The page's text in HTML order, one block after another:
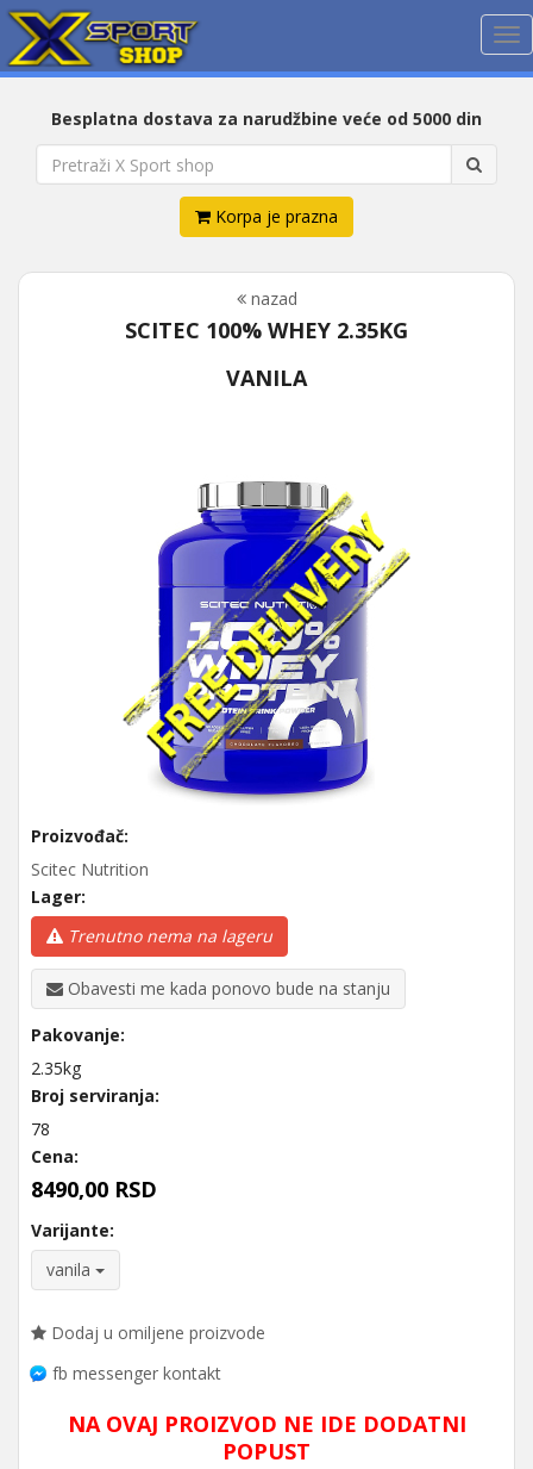
Besplatna dostava za narudžbine veće od 5000 din
Korpa je prazna
nazad
SCITEC 100% WHEY 2.35KG
VANILA
Proizvođač:
Scitec Nutrition
Lager:
Trenutno nema na lageru
Obavesti me kada ponovo bude na stanju
Pakovanje:
2.35kg
Broj serviranja:
78
Cena:
8490,00 RSD
Varijante:
vanila
Dodaj u omiljene proizvode
fb messenger kontakt
NA OVAJ PROIZVOD NE IDE DODATNI
POPUST